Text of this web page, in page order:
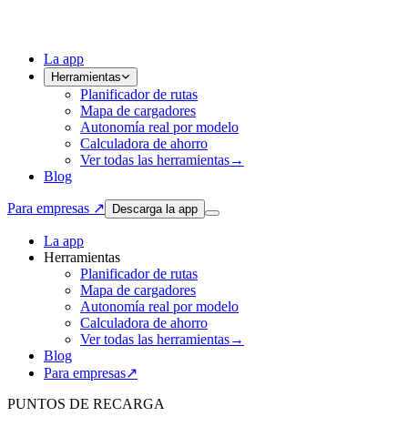
La app
Herramientas
Planificador de rutas
Mapa de cargadores
Autonomía real por modelo
Calculadora de ahorro
Ver todas las herramientas→
Blog
Para empresas ↗ Descarga la app
La app
Herramientas
Planificador de rutas
Mapa de cargadores
Autonomía real por modelo
Calculadora de ahorro
Ver todas las herramientas→
Blog
Para empresas↗
PUNTOS DE RECARGA